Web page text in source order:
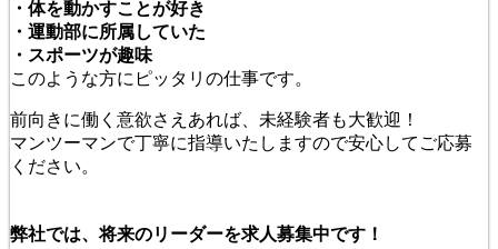
・体を動かすことが好き
・運動部に所属していた
・スポーツが趣味
このような方にピッタリの仕事です。
前向きに働く意欲さえあれば、未経験者も大歓迎！
マンツーマンで丁寧に指導いたしますので安心してご応募
ください。
弊社では、将来のリーダーを求人募集中です！